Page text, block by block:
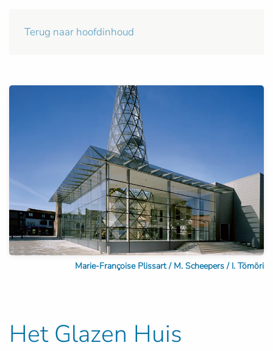
Terug naar hoofdinhoud
Marie-Françoise Plissart / M. Scheepers / I. Tömöri
Het Glazen Huis